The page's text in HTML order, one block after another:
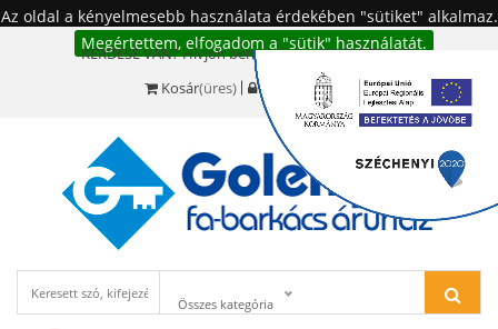
Az oldal a kényelmesebb használata érdekében "sütiket" alkalmaz.
Megértettem, elfogadom a "sütik" használatát.
KÉRDÉSE VAN? Hívjon bennünket!:+36 20 977-6494
Kosár(üres) Bejelentkezés
Összes kategória